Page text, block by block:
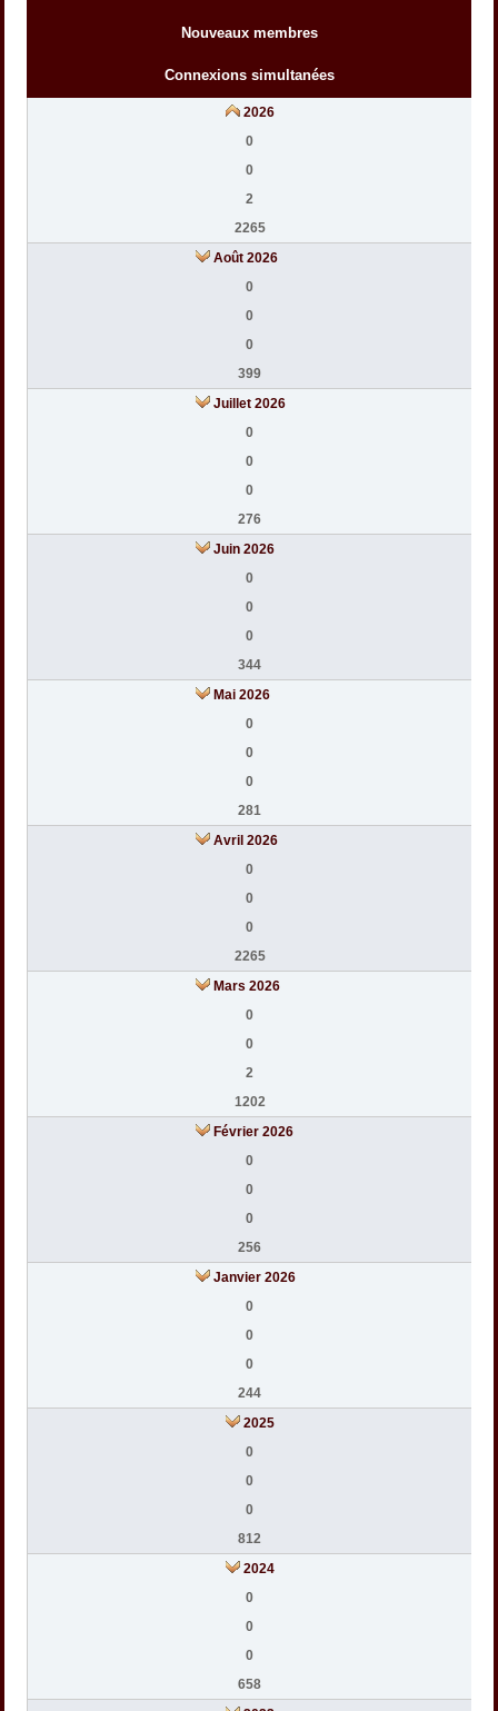
Nouveaux membres
Connexions simultanées
2026
0
0
2
2265
Août 2026
0
0
0
399
Juillet 2026
0
0
0
276
Juin 2026
0
0
0
344
Mai 2026
0
0
0
281
Avril 2026
0
0
0
2265
Mars 2026
0
0
2
1202
Février 2026
0
0
0
256
Janvier 2026
0
0
0
244
2025
0
0
0
812
2024
0
0
0
658